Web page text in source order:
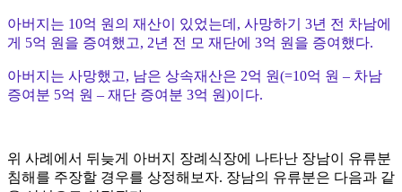
아버지는 10억 원의 재산이 있었는데, 사망하기 3년 전 차남에
게 5억 원을 증여했고, 2년 전 모 재단에 3억 원을 증여했다.
아버지는 사망했고, 남은 상속재산은 2억 원(=10억 원 – 차남
증여분 5억 원 – 재단 증여분 3억 원)이다.
위 사례에서 뒤늦게 아버지 장례식장에 나타난 장남이 유류분
침해를 주장할 경우를 상정해보자. 장남의 유류분은 다음과 같